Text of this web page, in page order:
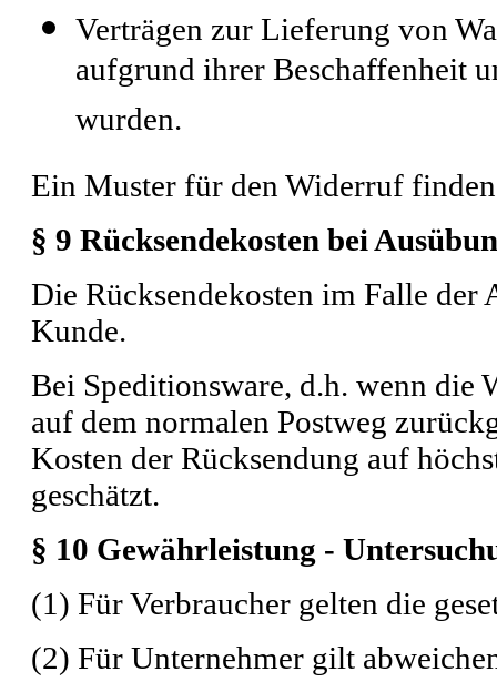
Verträgen zur Lieferung von
aufgrund ihrer Beschaffenheit
wurden.
Ein Muster für den Widerruf
§ 9 Rücksendekosten bei
Die Rücksendekosten im Falle der
Kunde.
Bei Speditionsware, d.h. wenn die
auf dem normalen Postweg
Kosten der Rücksendung auf
geschätzt.
§ 10 Gewährleistung -
(1) Für Verbraucher gelten die
(2) Für Unternehmer gilt